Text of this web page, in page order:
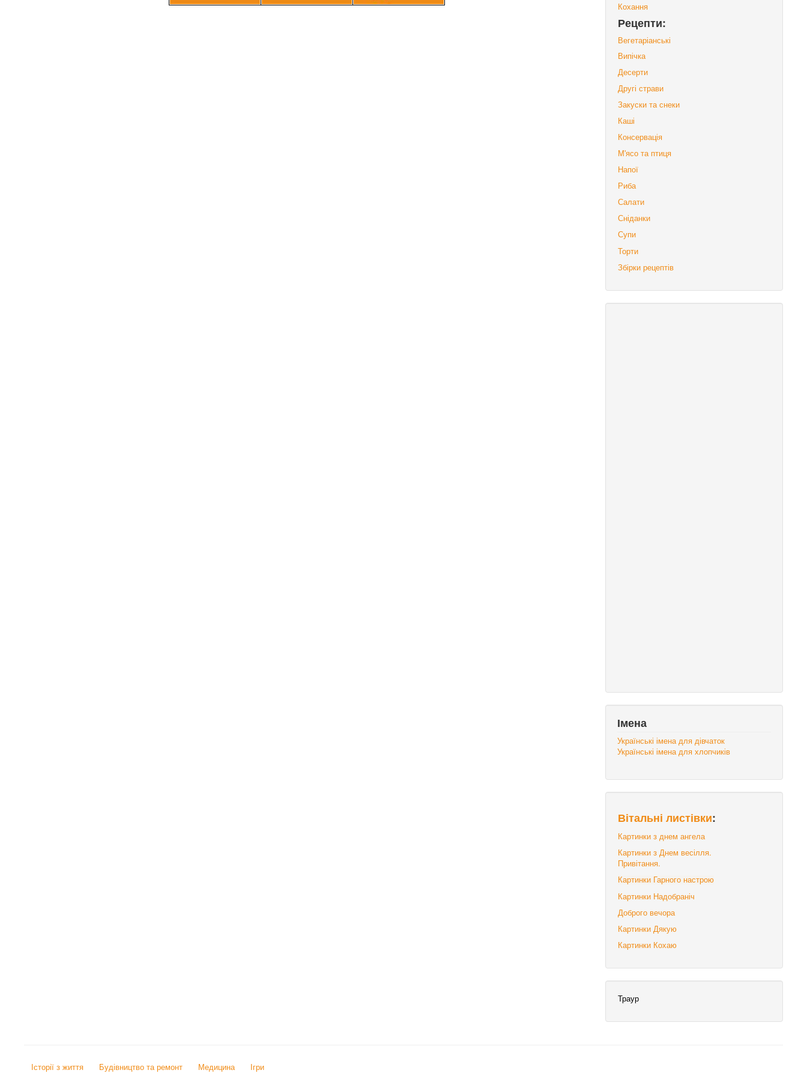
Кохання
Рецепти:
Вегетаріанські
Випічка
Десерти
Другі страви
Закуски та снеки
Каші
Консервація
М'ясо та птиця
Напої
Риба
Салати
Сніданки
Супи
Торти
Збірки рецептів
Імена
Українські імена для дівчаток
Українські імена для хлопчиків
Вітальні листівки:
Картинки з днем ангела
Картинки з Днем весілля.
Привітання.
Картинки Гарного настрою
Картинки Надобраніч
Доброго вечора
Картинки Дякую
Картинки Кохаю
Траур
Історії з життя Будівництво та ремонт Медицина Ігри